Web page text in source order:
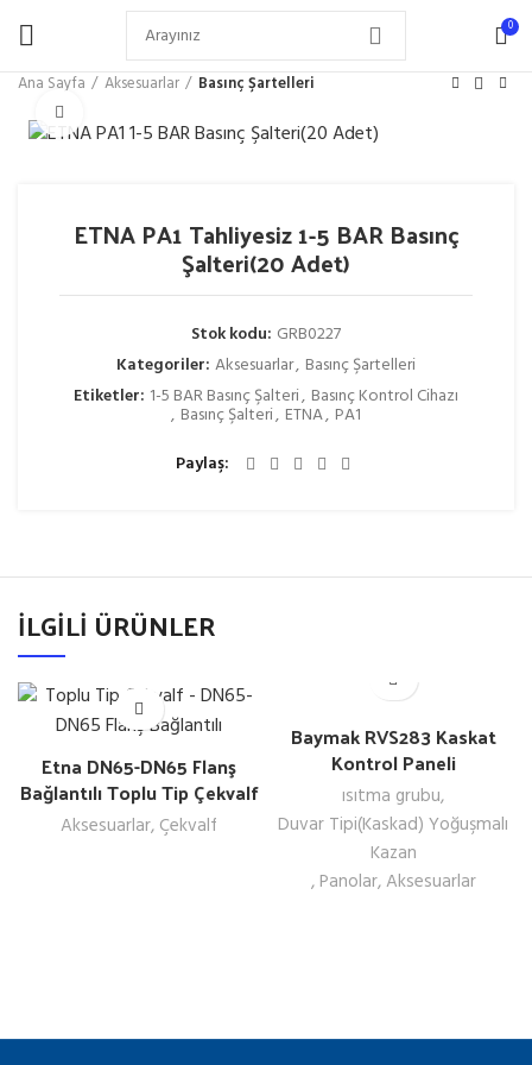
0
Ana Sayfa Aksesuarlar
Basınç Şartelleri
ETNA PA1 Tahliyesiz 1-5 BAR Basınç
Şalteri(20 Adet)
Stok kodu: GRB0227
Kategoriler: Aksesuarlar, Basınç Şartelleri
Etiketler: 1-5 BAR Basınç Şalteri, Basınç Kontrol Cihazı
, Basınç Şalteri, ETNA, PA1
Paylaş
İLGILI ÜRÜNLER
Etna DN65-DN65 Flanş
Bağlantılı Toplu Tip Çekvalf
Aksesuarlar, Çekvalf
Baymak RVS283 Kaskat
Kontrol Paneli
ısıtma grubu,
Duvar Tipi(Kaskad) Yoğuşmalı
Kazan
, Panolar,Aksesuarlar